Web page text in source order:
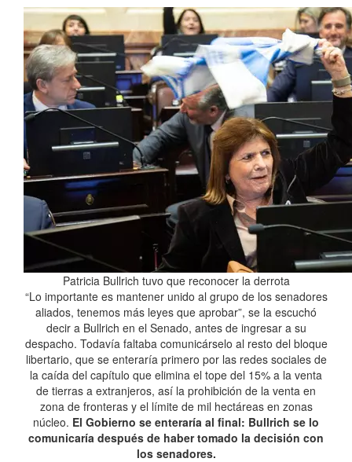
Patricia Bullrich tuvo que reconocer la derrota
“Lo importante es mantener unido al grupo de los senadores
aliados, tenemos más leyes que aprobar”, se la escuchó
decir a Bullrich en el Senado, antes de ingresar a su
despacho. Todavía faltaba comunicárselo al resto del bloque
libertario, que se enteraría primero por las redes sociales de
la caída del capítulo que elimina el tope del 15% a la venta
de tierras a extranjeros, así la prohibición de la venta en
zona de fronteras y el límite de mil hectáreas en zonas
núcleo. El Gobierno se enteraría al final: Bullrich se lo
comunicaría después de haber tomado la decisión con
los senadores.